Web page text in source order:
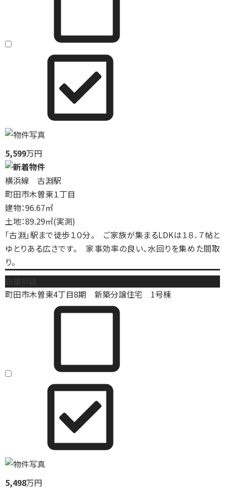
5,599万円
横浜線 古淵駅
町田市木曽東１丁目
建物：96.67㎡
土地：89.29㎡(実測)
「古淵」駅まで徒歩１０分。 ご家族が集まるLDKは１８．７帖と
ゆとりある広さです。 家事効率の良い、水回りを集めた間取
り。
町田市木曽東4丁目8期 新築分譲住宅 1号棟
5,498万円